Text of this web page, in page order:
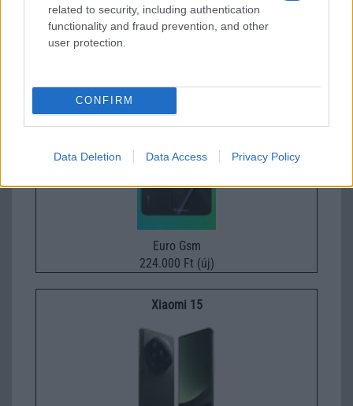
related to security, including authentication
functionality and fraud prevention, and other
user protection.
CONFIRM
Data Deletion Data Access Privacy Policy
Euro Gsm
Euro Gsm
224.000 Ft (új)
Xiaomi 15